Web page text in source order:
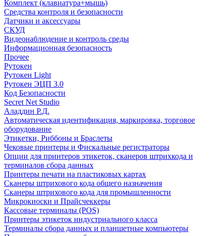
Комплект (клавиатура+мышь)
Средства контроля и безопасности
Датчики и аксессуары
СКУД
Видеонаблюдение и контроль среды
Информационная безопасность
Прочее
Рутокен
Рутокен Light
Рутокен ЭЦП 3.0
Код Безопасности
Secret Net Studio
Аладдин Р.Д.
Автоматическая идентификация, маркировка, торговое
оборудование
Этикетки, Риббоны и Браслеты
Чековые принтеры и Фискальные регистраторы
Опции для принтеров этикеток, сканеров штрихкода и
терминалов сбора данных
Принтеры печати на пластиковых картах
Сканеры штрихового кода общего назначения
Сканеры штрихового кода для промышленности
Микрокиоски и Прайсчеккеры
Кассовые терминалы (POS)
Принтеры этикеток индустриального класса
Терминалы сбора данных и планшетные компьютеры